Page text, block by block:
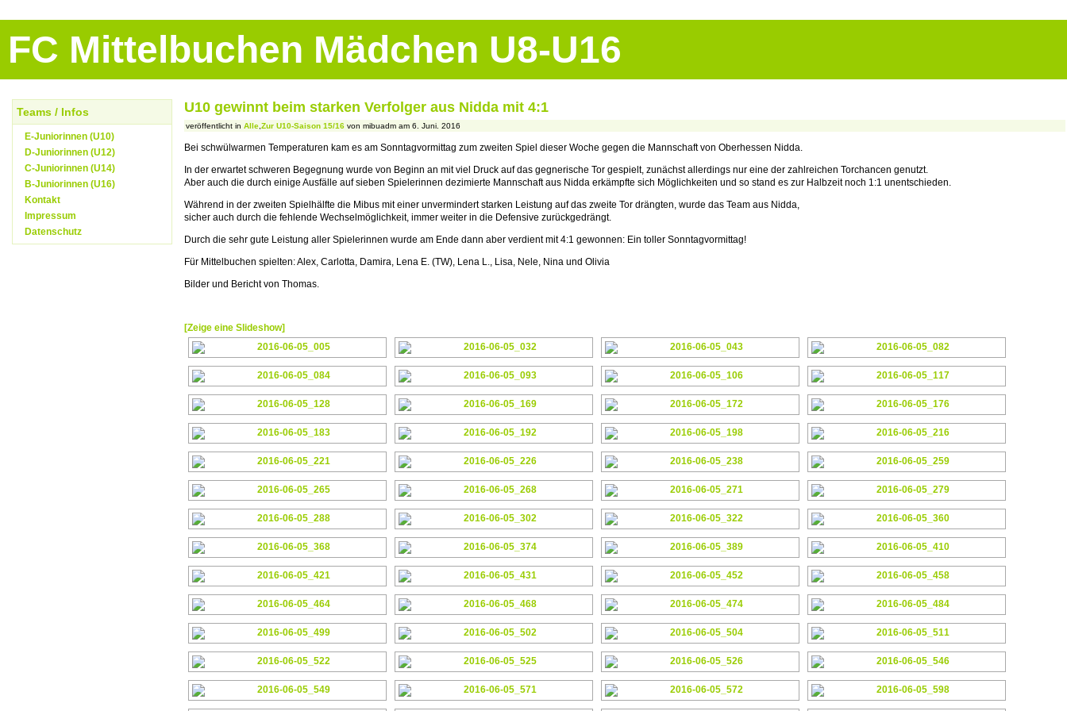
FC Mittelbuchen Mädchen U8-U16
Teams / Infos
E-Juniorinnen (U10)
D-Juniorinnen (U12)
C-Juniorinnen (U14)
B-Juniorinnen (U16)
Kontakt
Impressum
Datenschutz
U10 gewinnt beim starken Verfolger aus Nidda mit 4:1
veröffentlicht in Alle Zur U10-Saison 15/16 von mibuadm am 6. Juni. 2016
Bei schwülwarmen Temperaturen kam es am Sonntagvormittag zum zweiten Spiel dieser Woche gegen die Mannschaft von Oberhessen Nidda.
In der erwartet schweren Begegnung wurde von Beginn an mit viel Druck auf das gegnerische Tor gespielt, zunächst allerdings nur eine der zahlreichen Torchancen genutzt.
Aber auch die durch einige Ausfälle auf sieben Spielerinnen dezimierte Mannschaft aus Nidda erkämpfte sich Möglichkeiten und so stand es zur Halbzeit noch 1:1 unentschieden.
Während in der zweiten Spielhälfte die Mibus mit einer unvermindert starken Leistung auf das zweite Tor drängten, wurde das Team aus Nidda,
sicher auch durch die fehlende Wechselmöglichkeit, immer weiter in die Defensive zurückgedrängt.
Durch die sehr gute Leistung aller Spielerinnen wurde am Ende dann aber verdient mit 4:1 gewonnen: Ein toller Sonntagvormittag!
Für Mittelbuchen spielten: Alex, Carlotta, Damira, Lena E. (TW), Lena L., Lisa, Nele, Nina und Olivia
Bilder und Bericht von Thomas.
[Zeige eine Slideshow]